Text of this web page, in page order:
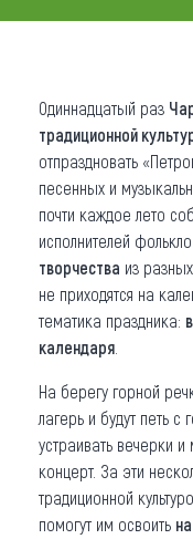
Новости
Что привезти
О регионе
Коллекция
Другие
Одиннадцатый раз
традиционной
отпраздновать
песенных и
почти каждое лето
исполнителей
творчества из
не приходятся на
тематика праздника:
календаря
На берегу горной
лагерь и будут петь с
устраивать вечерки
концерт. За эти
традиционной
помогут им освоить